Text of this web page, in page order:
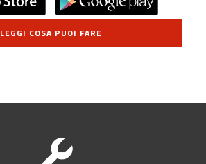
LEGGI COSA PUOI FARE